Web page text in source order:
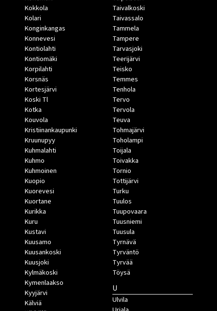
Kokkola
Kolari
Konginkangas
Konnevesi
Kontiolahti
Kontiomäki
Korpilahti
Korsnäs
Kortesjärvi
Koski Tl
Kotka
Kouvola
Kristiinankaupunki
Kruunupyy
Kuhmalahti
Kuhmo
Kuhmoinen
Kuopio
Kuorevesi
Kuortane
Kurikka
Kuru
Kustavi
Kuusamo
Kuusankoski
Kuusjoki
Kylmäkoski
Kymenlaakso
Kyyjärvi
Kälviä
Taivalkoski
Taivassalo
Tammela
Tampere
Tarvasjoki
Teerijärvi
Teisko
Temmes
Tenhola
Tervo
Tervola
Teuva
Tohmajärvi
Toholampi
Toijala
Toivakka
Tornio
Tottijärvi
Turku
Tuulos
Tuupovaara
Tuusniemi
Tuusula
Tyrnävä
Tyrväntö
Tyrvää
Töysä
U
Ulvila